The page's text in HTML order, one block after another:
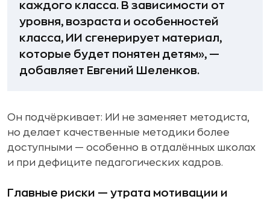
каждого класса. В зависимости от
уровня, возраста и особенностей
класса, ИИ сгенерирует материал,
которые будет понятен детям», —
добавляет Евгений Шеленков.
Он подчёркивает: ИИ не заменяет методиста,
но делает качественные методики более
доступными — особенно в отдалённых школах
и при дефиците педагогических кадров.
Главные риски — утрата мотивации и